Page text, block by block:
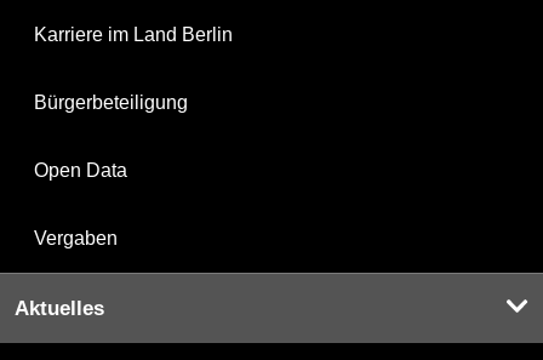
Karriere im Land Berlin
Bürgerbeteiligung
Open Data
Vergaben
Aktuelles